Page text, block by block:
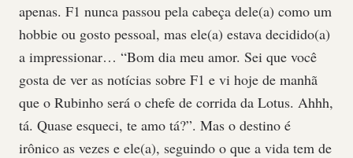
apenas. F1 nunca passou pela cabeça dele(a) como um
hobbie ou gosto pessoal, mas ele(a) estava decidido(a)
a impressionar… “Bom dia meu amor. Sei que você
gosta de ver as notícias sobre F1 e vi hoje de manhã
que o Rubinho será o chefe de corrida da Lotus. Ahhh,
tá. Quase esqueci, te amo tá?”. Mas o destino é
irônico as vezes e ele(a), seguindo o que a vida tem de